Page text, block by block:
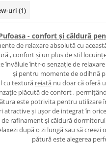
uri (1)
- confort și căldură
de relaxare absolută cu
, confort și un plus de stil
învăluie într-o senzație de
și pentru momente de odihnă
cu textură reiată nu doar că oferă
plăcută de confort ,
este potrivita pentru utilizare
atractive și ușor de integrat în
de rafinament și căldură
după o zi lungă sau să creezi
pătură este alegerea